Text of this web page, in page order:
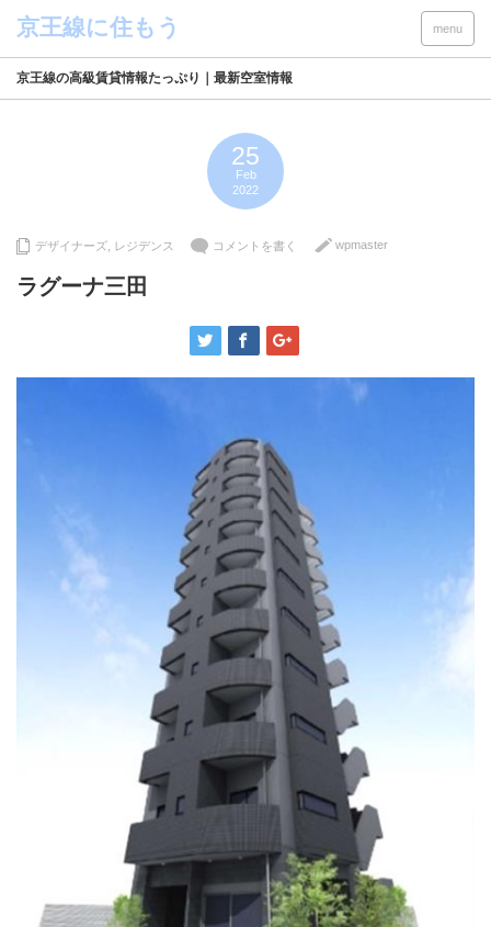
menu
京王線の高級賃貸情報たっぷり｜最新空室情報
25
Feb
2022
デザイナーズ レジデンス コメントを書く wpmaster
ラグーナ三田